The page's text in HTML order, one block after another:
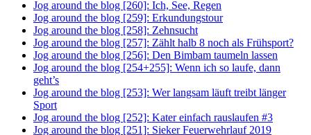
Jog around the blog [260]: Ich, See, Regen
Jog around the blog [259]: Erkundungstour
Jog around the blog [258]: Zehnsucht
Jog around the blog [257]: Zählt halb 8 noch als Frühsport?
Jog around the blog [256]: Den Bimbam taumeln lassen
Jog around the blog [254+255]: Wenn ich so laufe, dann
geht’s
Jog around the blog [253]: Wer langsam läuft treibt länger
Sport
Jog around the blog [252]: Kater einfach rauslaufen #3
Jog around the blog [251]: Sieker Feuerwehrlauf 2019